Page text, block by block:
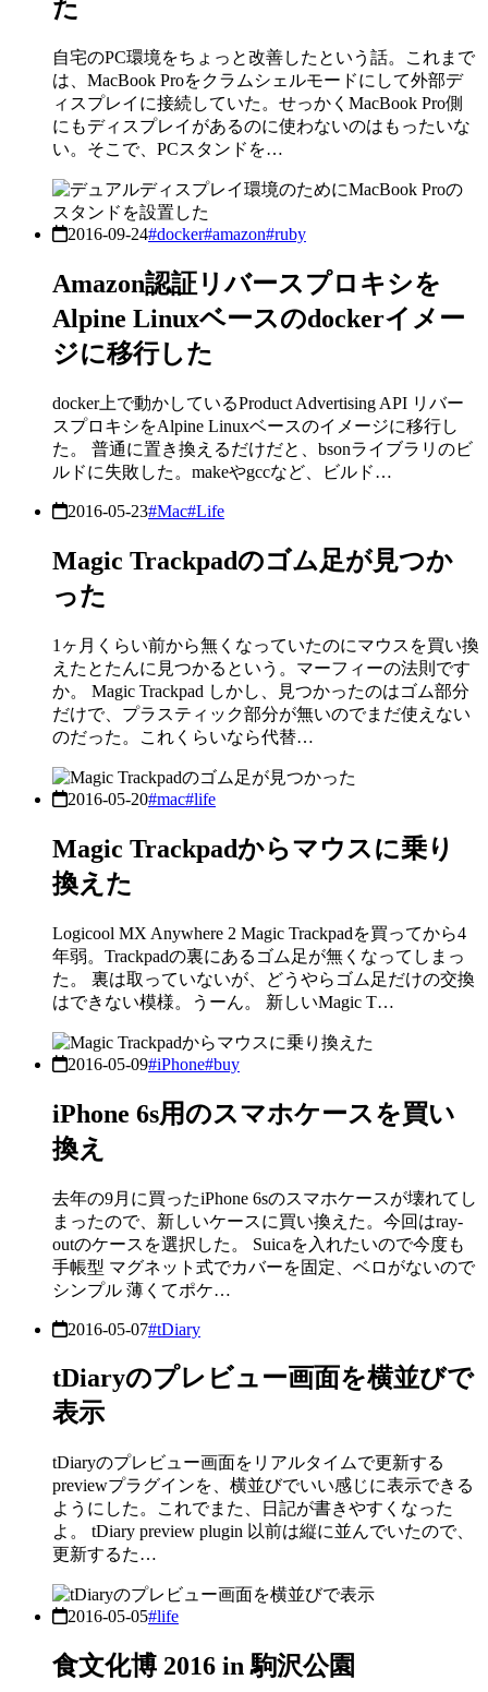
た
自宅のPC環境をちょっと改善したという話。これまで
は、MacBook Proをクラムシェルモードにして外部デ
ィスプレイに接続していた。せっかくMacBook Pro側
にもディスプレイがあるのに使わないのはもったいな
い。そこで、PCスタンドを…
2016-09-24#docker#amazon#ruby
Amazon認証リバースプロキシを
Alpine Linuxベースのdockerイメー
ジに移行した
docker上で動かしているProduct Advertising API リバー
スプロキシをAlpine Linuxベースのイメージに移行し
た。 普通に置き換えるだけだと、bsonライブラリのビ
ルドに失敗した。makeやgccなど、ビルド…
2016-05-23#Mac#Life
Magic Trackpadのゴム足が見つか
った
1ヶ月くらい前から無くなっていたのにマウスを買い換
えたとたんに見つかるという。マーフィーの法則です
か。 Magic Trackpad しかし、見つかったのはゴム部分
だけで、プラスティック部分が無いのでまだ使えない
のだった。これくらいなら代替…
2016-05-20#mac#life
Magic Trackpadからマウスに乗り
換えた
Logicool MX Anywhere 2 Magic Trackpadを買ってから4
年弱。Trackpadの裏にあるゴム足が無くなってしまっ
た。 裏は取っていないが、どうやらゴム足だけの交換
はできない模様。うーん。 新しいMagic T…
2016-05-09#iPhone#buy
iPhone 6s用のスマホケースを買い
換え
去年の9月に買ったiPhone 6sのスマホケースが壊れてし
まったので、新しいケースに買い換えた。今回はray-
outのケースを選択した。 Suicaを入れたいので今度も
手帳型 マグネット式でカバーを固定、ベロがないので
シンプル 薄くてポケ…
2016-05-07#tDiary
tDiaryのプレビュー画面を横並びで
表示
tDiaryのプレビュー画面をリアルタイムで更新する
previewプラグインを、横並びでいい感じに表示できる
ようにした。これでまた、日記が書きやすくなった
よ。 tDiary preview plugin 以前は縦に並んでいたので、
更新するた…
2016-05-05#life
食文化博 2016 in 駒沢公園